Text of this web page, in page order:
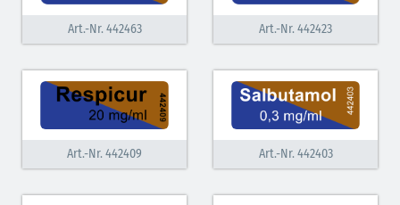
Art.-Nr. 442463 Art.-Nr. 442423
Art.-Nr. 442409 Art.-Nr. 442403